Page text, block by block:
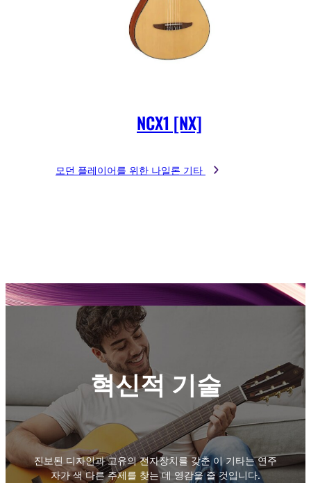
NCX1 [NX]
모던 플레이어를 위한 나일론 기타
혁신적 기술
진보된 디자인과 고유의 전자장치를 갖춘 이 기타는 연주
자가 색 다른 주제를 찾는 데 영감을 줄 것입니다.